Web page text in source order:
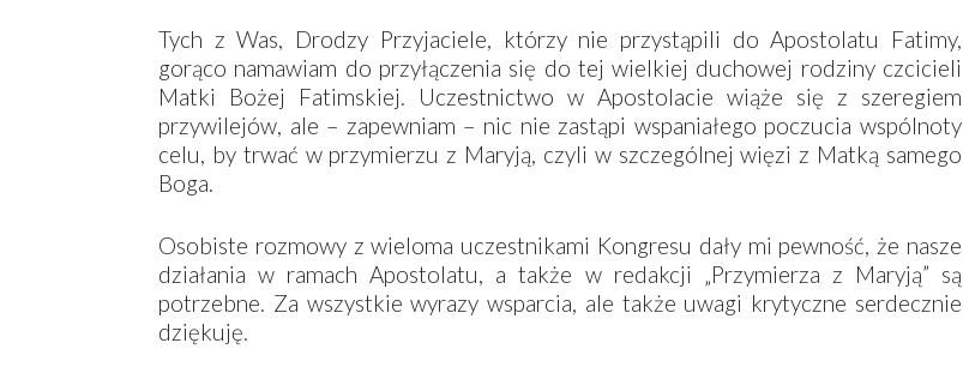
Tych z Was, Drodzy Przyjaciele, którzy nie przystąpili do Apostolatu Fatimy,
gorąco namawiam do przyłączenia się do tej wielkiej duchowej rodziny czcicieli
Matki Bożej Fatimskiej. Uczestnictwo w Apostolacie wiąże się z szeregiem
przywilejów, ale – zapewniam – nic nie zastąpi wspaniałego poczucia wspólnoty
celu, by trwać w przymierzu z Maryją, czyli w szczególnej więzi z Matką samego
Boga.
Osobiste rozmowy z wieloma uczestnikami Kongresu dały mi pewność, że nasze
działania w ramach Apostolatu, a także w redakcji „Przymierza z Maryją” są
potrzebne. Za wszystkie wyrazy wsparcia, ale także uwagi krytyczne serdecznie
dziękuję.